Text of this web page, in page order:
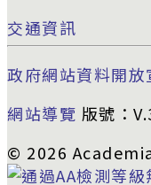
交通資訊
政府網站資料開放
網站導覽 版號：
© 2026